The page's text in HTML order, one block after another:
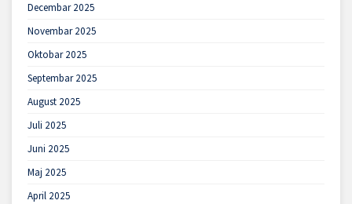
Decembar 2025
Novembar 2025
Oktobar 2025
Septembar 2025
August 2025
Juli 2025
Juni 2025
Maj 2025
April 2025